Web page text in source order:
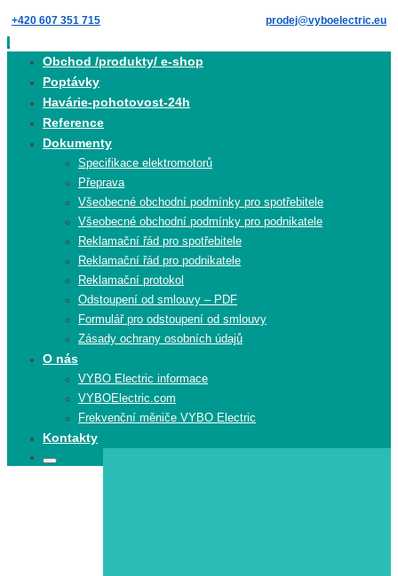
Skip
to
content
+420 607 351 715 prodej@vyboelectric.eu
Obchod /produkty/ e-shop
Poptávky
Havárie-pohotovost-24h
Reference
Dokumenty
Specifikace elektromotorů
Přeprava
Všeobecné obchodní podmínky pro spotřebitele
Všeobecné obchodní podmínky pro podnikatele
Reklamační řád pro spotřebitele
Reklamační řád pro podnikatele
Reklamační protokol
Odstoupení od smlouvy – PDF
Formulář pro odstoupení od smlouvy
Zásady ochrany osobních údajů
O nás
VYBO Electric informace
VYBOElectric.com
Frekvenční měniče VYBO Electric
Kontakty
Search
Search